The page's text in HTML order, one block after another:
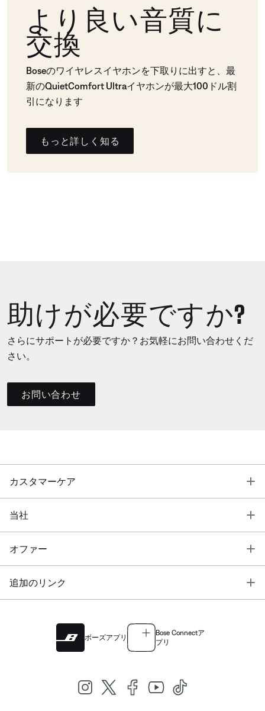
より良い音質に
交換
Boseのワイヤレスイヤホンを下取りに出すと、最
新のQuietComfort Ultraイヤホンが最大100ドル割
引になります
もっと詳しく知る
助けが必要ですか?
さらにサポートが必要ですか？お気軽にお問い合わせくだ
さい。
お問い合わせ
カスタマーケア
当社
オファー
追加のリンク
ボーズアプリ
Bose Connectア
プリ